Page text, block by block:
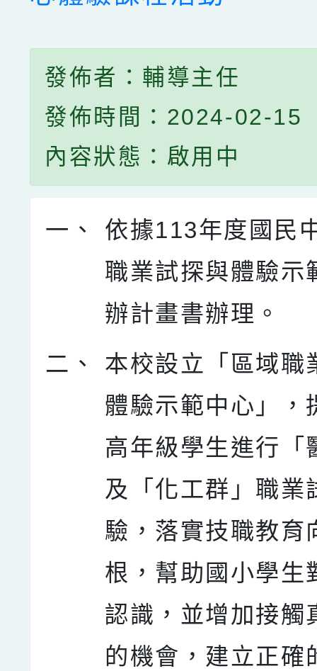
發佈者：輔導主任
發佈時間：2024-02-15
內容狀態：啟用中
一、
依據113年度國民
職業試探與體驗示
辦計畫書辦理。
二、
本校設立「區域職
體驗示範中心」，
高年級學生進行「
及「化工群」職業
驗，落實技職教育
根，幫助國小學生
認識，並增加接觸
的機會，建立正確